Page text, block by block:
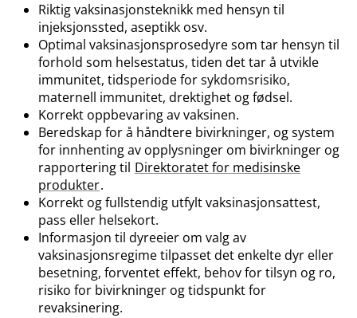
Riktig vaksinasjonsteknikk med hensyn til
injeksjonssted, aseptikk osv.
Optimal vaksinasjonsprosedyre som tar hensyn til
forhold som helsestatus, tiden det tar å utvikle
immunitet, tidsperiode for sykdomsrisiko,
maternell immunitet, drektighet og fødsel.
Korrekt oppbevaring av vaksinen.
Beredskap for å håndtere bivirkninger, og system
for innhenting av opplysninger om bivirkninger og
rapportering til Direktoratet for medisinske
produkter.
Korrekt og fullstendig utfylt vaksinasjonsattest,
pass eller helsekort.
Informasjon til dyreeier om valg av
vaksinasjonsregime tilpasset det enkelte dyr eller
besetning, forventet effekt, behov for tilsyn og ro,
risiko for bivirkninger og tidspunkt for
revaksinering.